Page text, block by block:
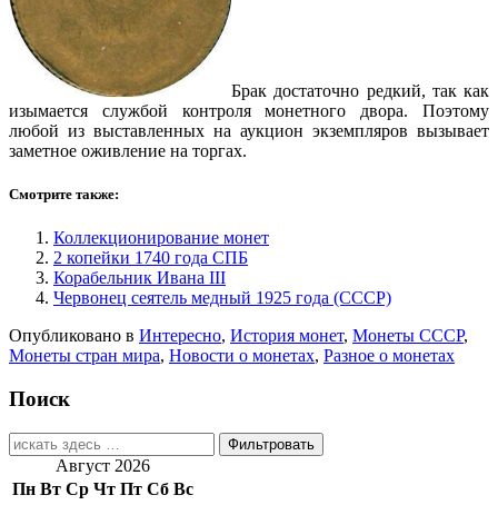
Брак достаточно редкий, так как
изымается службой контроля монетного двора. Поэтому
любой из выставленных на аукцион экземпляров вызывает
заметное оживление на торгах.
Смотрите также:
Коллекционирование монет
2 копейки 1740 года СПБ
Корабельник Ивана III
Червонец сеятель медный 1925 года (СССР)
Опубликовано в Интересно, История монет, Монеты СССР,
Монеты стран мира, Новости о монетах, Разное о монетах
Поиск
Найти:
Август 2026
Пн Вт Ср Чт Пт Сб Вс